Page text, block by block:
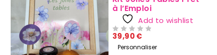
à l’Emploi
Add to wishlist
39,90€
Personnaliser